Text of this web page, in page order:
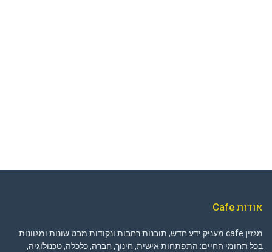
אודות Cafe
מגזין cafe מעניק ידע חדש, תובנות רחבות ונקודות מבט שונות ומגוונות
בכל תחומי החיים: התפתחות אישית, חינוך, חברה, כלכלה, טכנולוגיה,